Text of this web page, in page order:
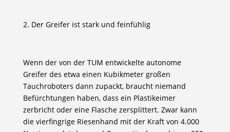
2. Der Greifer ist stark und feinfühlig
Wenn der von der TUM entwickelte autonome
Greifer des etwa einen Kubikmeter großen
Tauchroboters dann zupackt, braucht niemand
Befürchtungen haben, dass ein Plastikeimer
zerbricht oder eine Flasche zersplittert. Zwar kann
die vierfingrige Riesenhand mit der Kraft von 4.000